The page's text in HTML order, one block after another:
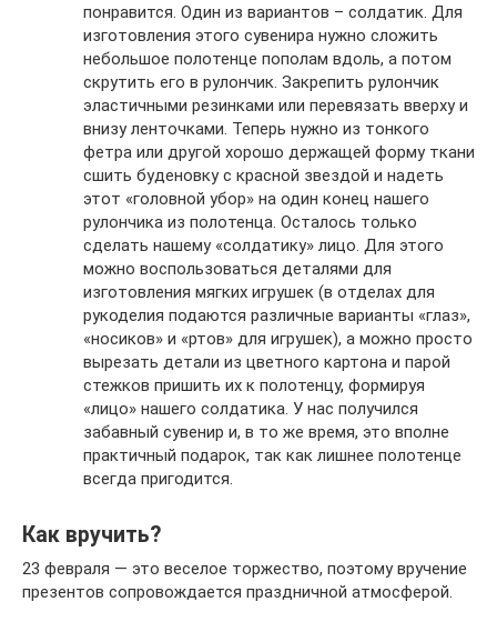
понравится. Один из вариантов – солдатик. Для
изготовления этого сувенира нужно сложить
небольшое полотенце пополам вдоль, а потом
скрутить его в рулончик. Закрепить рулончик
эластичными резинками или перевязать вверху и
внизу ленточками. Теперь нужно из тонкого
фетра или другой хорошо держащей форму ткани
сшить буденовку с красной звездой и надеть
этот «головной убор» на один конец нашего
рулончика из полотенца. Осталось только
сделать нашему «солдатику» лицо. Для этого
можно воспользоваться деталями для
изготовления мягких игрушек (в отделах для
рукоделия подаются различные варианты «глаз»,
«носиков» и «ртов» для игрушек), а можно просто
вырезать детали из цветного картона и парой
стежков пришить их к полотенцу, формируя
«лицо» нашего солдатика. У нас получился
забавный сувенир и, в то же время, это вполне
практичный подарок, так как лишнее полотенце
всегда пригодится.
Как вручить?
23 февраля — это веселое торжество, поэтому вручение
презентов сопровождается праздничной атмосферой.